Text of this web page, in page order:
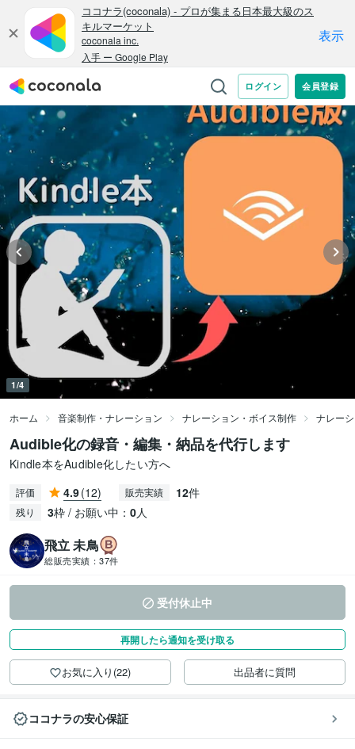
1/4
ホーム 音楽制作・ナレーション ナレーション・ボイス制作 ナレー
Audible化の録音・編集・納品を代行します
Kindle本をAudible化したい方へ
評価 4.9(12) 販売実績 12件
残り 3枠 / お願い中： 0人
飛立 未鳥
総販売実績： 37件
受付休止中
再開したら通知を受け取る
お気に入り(22) 出品者に質問
ココナラの安心保証